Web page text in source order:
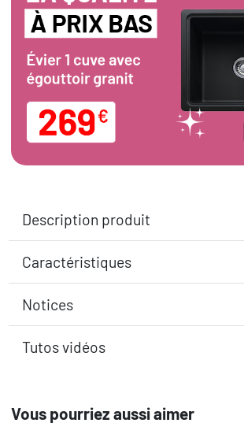
Description produit
Caractéristiques
Notices
Tutos vidéos
Vous pourriez aussi aimer